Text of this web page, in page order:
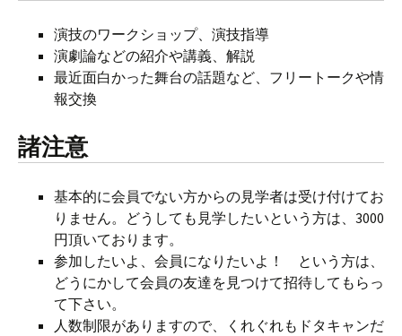
演技のワークショップ、演技指導
演劇論などの紹介や講義、解説
最近面白かった舞台の話題など、フリートークや情
報交換
諸注意
基本的に会員でない方からの見学者は受け付けてお
りません。どうしても見学したいという方は、3000
円頂いております。
参加したいよ、会員になりたいよ！ という方は、
どうにかして会員の友達を見つけて招待してもらっ
て下さい。
人数制限がありますので、くれぐれもドタキャンだ